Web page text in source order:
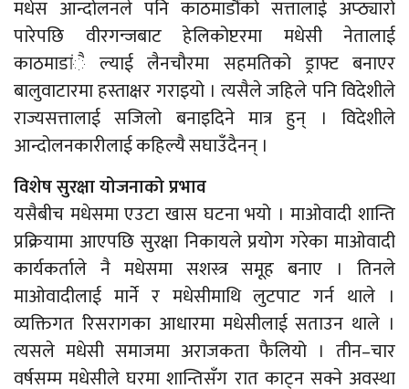
मधेस आन्दोलनले पनि काठमाडौंको सत्तालाई अप्ठ्यारो
पारेपछि वीरगन्जबाट हेलिकोप्टरमा मधेसी नेतालाई
काठमाडांै ल्याई लैनचौरमा सहमतिको ड्राफ्ट बनाएर
बालुवाटारमा हस्ताक्षर गराइयो । त्यसैले जहिले पनि विदेशीले
राज्यसत्तालाई सजिलो बनाइदिने मात्र हुन् । विदेशीले
आन्दोलनकारीलाई कहिल्यै सघाउँदैनन् ।
विशेष सुरक्षा योजनाको प्रभाव
यसैबीच मधेसमा एउटा खास घटना भयो । माओवादी शान्ति
प्रक्रियामा आएपछि सुरक्षा निकायले प्रयोग गरेका माओवादी
कार्यकर्ताले नै मधेसमा सशस्त्र समूह बनाए । तिनले
माओवादीलाई मार्ने र मधेसीमाथि लुटपाट गर्न थाले ।
व्यक्तिगत रिसरागका आधारमा मधेसीलाई सताउन थाले ।
त्यसले मधेसी समाजमा अराजकता फैलियो । तीन–चार
वर्षसम्म मधेसीले घरमा शान्तिसँग रात काट्न सक्ने अवस्था